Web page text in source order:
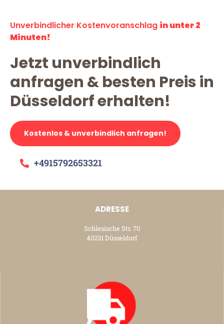
Unverbindlicher Kostenvoranschlag in unter 2
Minuten!
Jetzt unverbindlich
anfragen & besten Preis in
Düsseldorf erhalten!
Kostenlos & unverbindlich anfragen!
+4915792653321
ADRESSE
Schlesische Str. 70
40231 Düsseldorf